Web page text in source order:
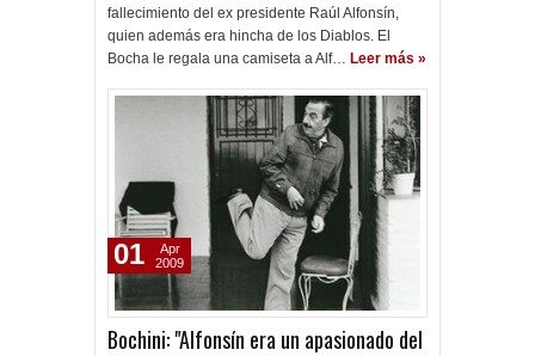
fallecimiento del ex presidente Raúl Alfonsín,
quien además era hincha de los Diablos. El
Bocha le regala una camiseta a Alf… Leer más »
Bochini: "Alfonsín era un apasionado del
01
Apr
2009